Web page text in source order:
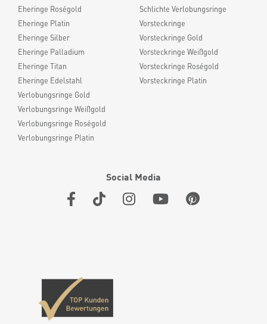
Eheringe Roségold
Eheringe Platin
Eheringe Silber
Eheringe Palladium
Eheringe Titan
Eheringe Edelstahl
Verlobungsringe Gold
Verlobungsringe Weißgold
Verlobungsringe Roségold
Verlobungsringe Platin
Schlichte Verlobungsringe
Vorsteckringe
Vorsteckringe Gold
Vorsteckringe Weißgold
Vorsteckringe Roségold
Vorsteckringe Platin
Social Media